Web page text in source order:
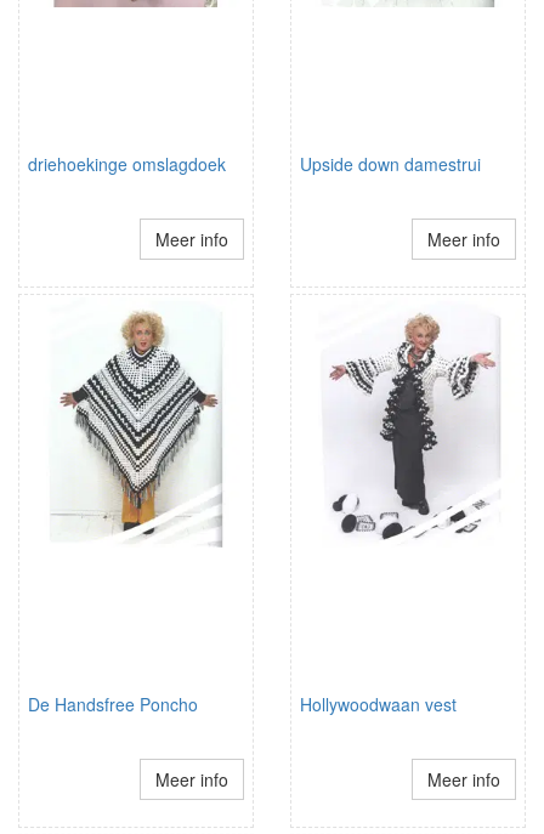
driehoekinge omslagdoek
Meer info
Upside down damestrui
Meer info
De Handsfree Poncho
Meer info
Hollywoodwaan vest
Meer info